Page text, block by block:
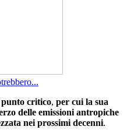
critico, per cui la sua
delle emissioni antropiche
nei prossimi decenni.